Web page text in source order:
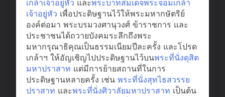
เกล้าเจ้าอยู่หัว และพระบาทสมเด็จพระจอมเกล้า
เจ้าอยู่หัว เพื่อประดิษฐานไว้ให้พระมหากษัตริย์
องค์ต่อมา พระบรมวงศานุวงศ์ ข้าราชการ และ
ประชาชนได้ถวายบังคมระลึกถึงพระ
มหากรุณาธิคุณเป็นธรรมเนียมปีละครั้ง และโปรด
เกล้าฯ ให้อัญเชิญไปประดิษฐานไว้บนพระที่นั่งดุสิต
มหาปราสาท แต่มีการย้ายสถานที่ในการ
ประดิษฐานหลายครั้ง เช่น พระที่นั่งสุทไธสวรรย
ปราสาท และพระที่นั่งศิวาลัยมหาปราสาท เป็นต้น